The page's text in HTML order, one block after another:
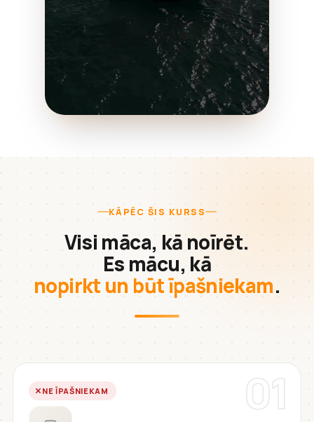
KĀPĒC ŠIS KURSS
Visi māca, kā noīrēt.
Es mācu, kā
nopirkt un būt īpašniekam.
01
NE ĪPAŠNIEKAM